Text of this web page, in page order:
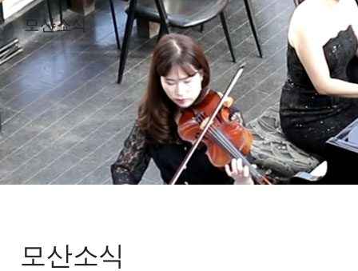
모산소식
모산소식